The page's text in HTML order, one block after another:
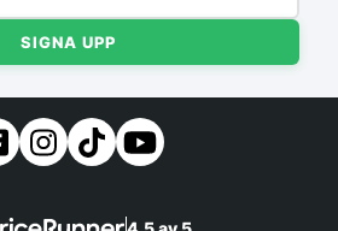
SIGNA UPP